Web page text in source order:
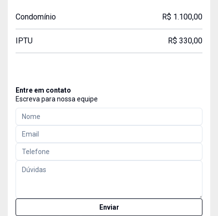
Condomínio R$ 1.100,00
IPTU R$ 330,00
Entre em contato
Escreva para nossa equipe
Enviar